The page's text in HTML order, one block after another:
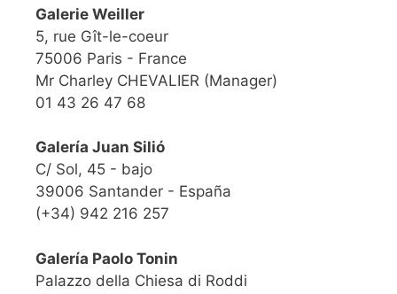
Galerie Weiller
5, rue Gît-le-coeur
75006 Paris - France
Mr Charley CHEVALIER (Manager)
01 43 26 47 68
Galería Juan Silió
C/ Sol, 45 - bajo
39006 Santander - España
(+34) 942 216 257
Galería Paolo Tonin
Palazzo della Chiesa di Roddi